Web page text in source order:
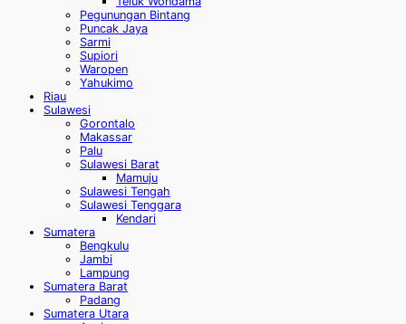
Pegunungan Bintang
Puncak Jaya
Sarmi
Supiori
Waropen
Yahukimo
Riau
Sulawesi
Gorontalo
Makassar
Palu
Sulawesi Barat
Mamuju
Sulawesi Tengah
Sulawesi Tenggara
Kendari
Sumatera
Bengkulu
Jambi
Lampung
Sumatera Barat
Padang
Sumatera Utara